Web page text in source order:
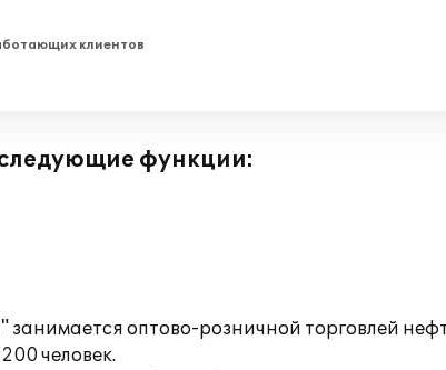
клиентов
функции:
оптово-розничной торговлей
человек.